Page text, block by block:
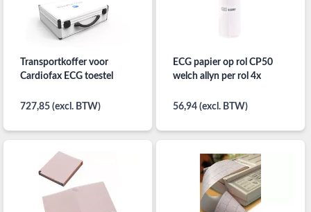
Transportkoffer voor
Cardiofax ECG toestel
727,85 (excl. BTW)
ECG papier op rol CP50
welch allyn per rol 4x
56,94 (excl. BTW)